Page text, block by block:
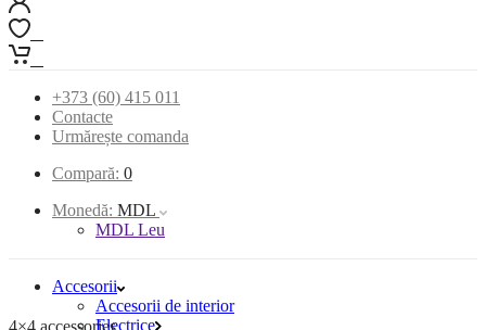
+373 (60) 415 011
Contacte
Urmărește comanda
Compară: 0
Monedă: MDL
MDL Leu
Accesorii
Accesorii de interior
Electrice
4×4 accessories